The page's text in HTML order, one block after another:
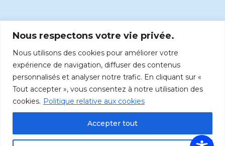
Nous respectons votre vie privée.
Nous utilisons des cookies pour améliorer votre
expérience de navigation, diffuser des contenus
personnalisés et analyser notre trafic. En cliquant sur «
Tout accepter », vous consentez à notre utilisation des
cookies. Politique relative aux cookies
Accepter tout
accueil@radiomaria.fr
Écoutez Radio Maria sur :